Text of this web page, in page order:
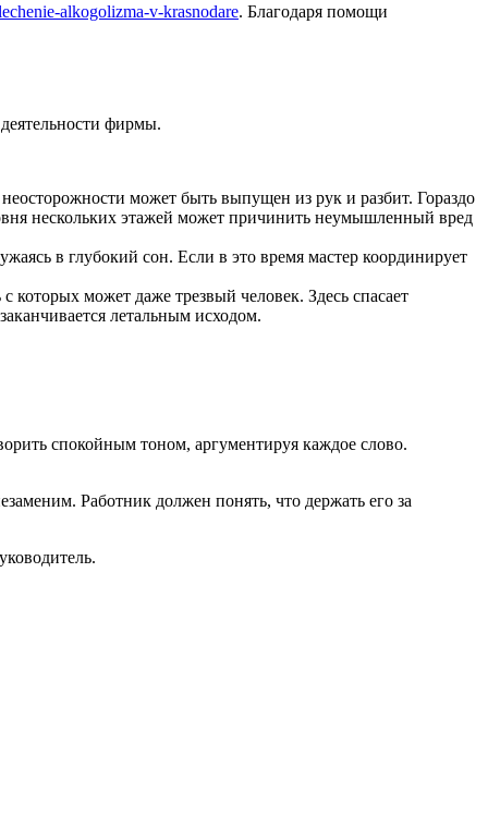
alkogolizma-v-krasnodare. Благодаря помощи
фирмы.
может быть выпущен из рук и разбит. Гораздо
нескольких этажей может причинить неумышленный вред
в глубокий сон. Если в это время мастер координирует
которых может даже трезвый человек. Здесь спасает
летальным исходом.
спокойным тоном, аргументируя каждое слово.
Работник должен понять, что держать его за